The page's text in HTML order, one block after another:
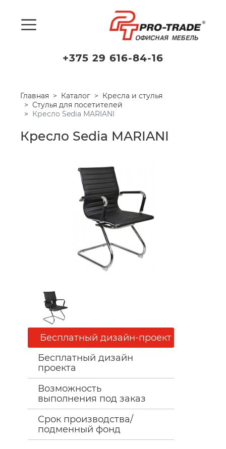
+375 29 616-84-16
Главная Каталог
Кресла и стулья
Стулья для посетителей
Кресло Sedia MARIANI
Кресло Sedia MARIANI
Бесплатный дизайн-проект
Бесплатный дизайн
проекта
Возможность
выполнения под заказ
Срок производства/
подменный фонд